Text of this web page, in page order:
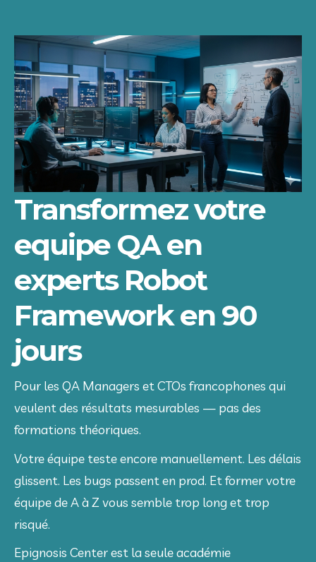
Transformez votre
equipe QA en
experts Robot
Framework en 90
jours
Pour les QA Managers et CTOs francophones qui
veulent des résultats mesurables — pas des
formations théoriques.
Votre équipe teste encore manuellement. Les délais
glissent. Les bugs passent en prod. Et former votre
équipe de A à Z vous semble trop long et trop
risqué.
Epignosis Center est la seule académie